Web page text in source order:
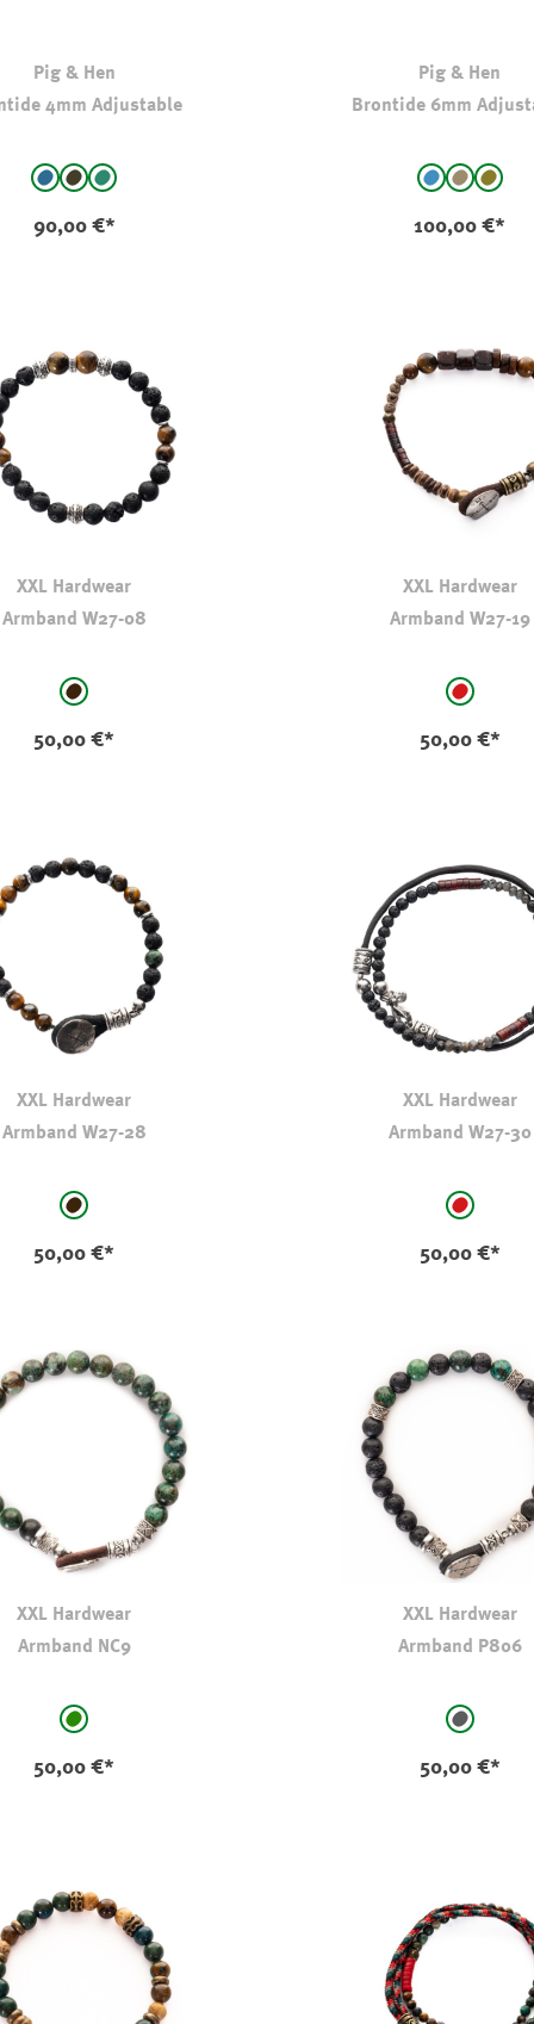
Pig & Hen
4mm Adjustable
auswählen
Miyazaki
Matsumoto
Shikoku
90,00 €*
Pig & Hen
Brontide 6mm
auswählen
Aomori
(Diese Option
YawataTiger
100,00 €*
XXL Hardwear
Armband W27-08
auswählenschwarz-braun
50,00 €*
XXL Hardwear
Armband W27-19
auswählen
dunkles
50,00 €*
XXL Hardwear
Armband W27-28
auswählenschwarz-braun
50,00 €*
XXL Hardwear
Armband W27-30
auswählen
dunkles
50,00 €*
XXL Hardwear
Armband NC9
auswählengrün - gemustert
50,00 €*
XXL Hardwear
Armband P806
auswählen
anthrazit
50,00 €*